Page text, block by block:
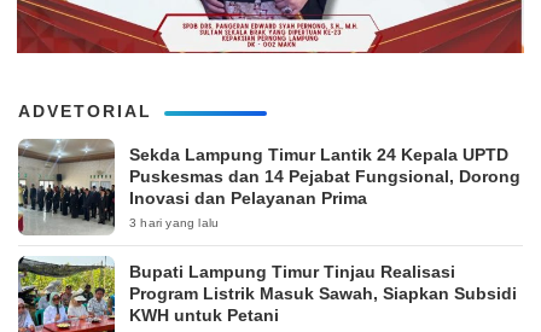
ADVETORIAL
‎Sekda Lampung Timur Lantik 24 Kepala UPTD
Puskesmas dan 14 Pejabat Fungsional, Dorong
Inovasi dan Pelayanan Prima
3 hari yang lalu
Bupati Lampung Timur Tinjau Realisasi
Program Listrik Masuk Sawah, Siapkan Subsidi
KWH untuk Petani